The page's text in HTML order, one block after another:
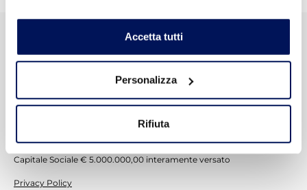
Accetta tutti
Personalizza
Rifiuta
Gubbio – Perugia – Italy
R.E.A. 126037
Capitale Sociale € 5.000.000,00 interamente versato
Privacy Policy